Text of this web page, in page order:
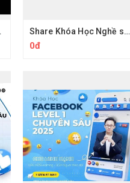
Share Khóa Học Nghề sáng tạo video YouTube bằng AI Của Hải Nghiêm
0đ